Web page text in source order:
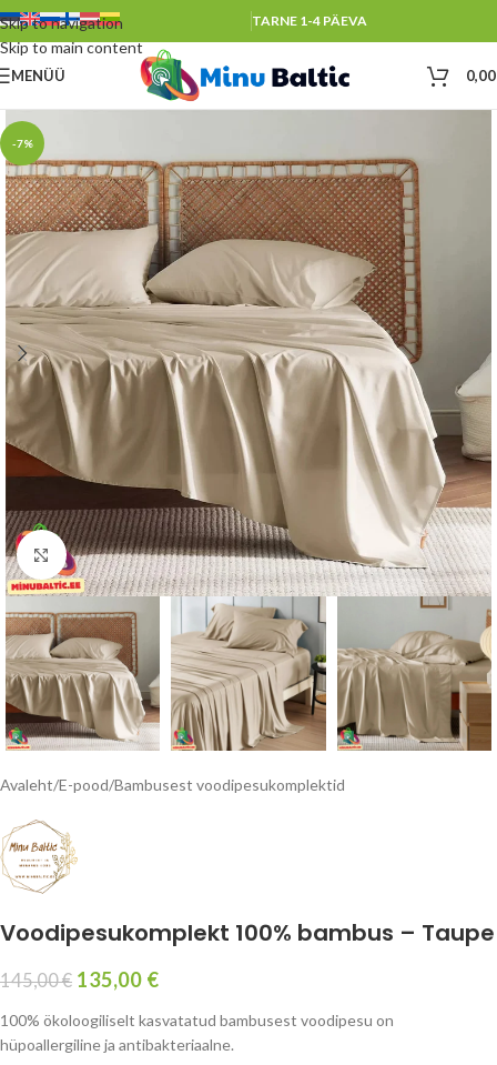
Skip to navigation
Skip to main content
TARNE 1-4 PÄEVA
MENÜÜ
-7%
Kliki suurendamiseks
Avaleht/E-pood/Bambusest voodipesukomplektid
Voodipesukomplekt 100% bambus – Taupe
145,00€ 135,00 €
100% ökoloogiliselt kasvatatud bambusest voodipesu on
hüpoallergiline ja antibakteriaalne.